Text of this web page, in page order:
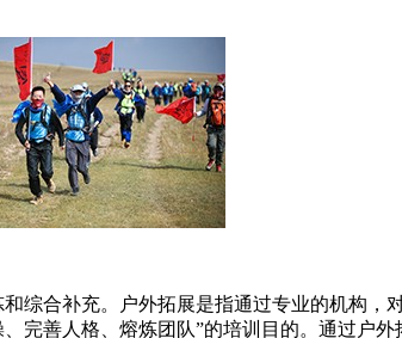
综合补充。户外拓展是指通过专业的机构，
完善人格、熔炼团队”的培训目的。通过户